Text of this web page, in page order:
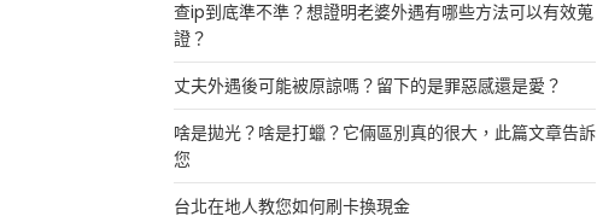
查ip到底準不準？想證明老婆外遇有哪些方法可以有效蒐
證？
丈夫外遇後可能被原諒嗎？留下的是罪惡感還是愛？
啥是拋光？啥是打蠟？它倆區別真的很大，此篇文章告訴
您
台北在地人教您如何刷卡換現金